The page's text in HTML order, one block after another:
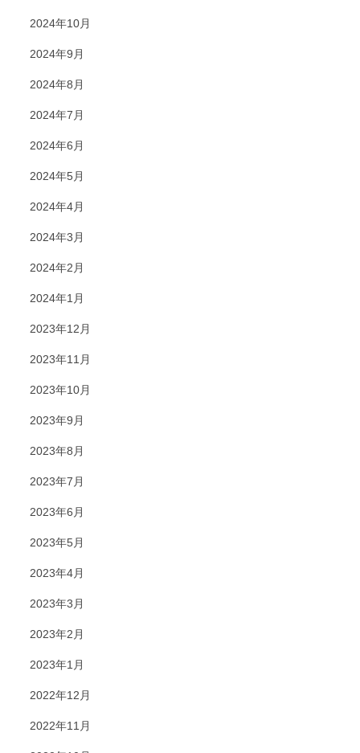
2024年10月
2024年9月
2024年8月
2024年7月
2024年6月
2024年5月
2024年4月
2024年3月
2024年2月
2024年1月
2023年12月
2023年11月
2023年10月
2023年9月
2023年8月
2023年7月
2023年6月
2023年5月
2023年4月
2023年3月
2023年2月
2023年1月
2022年12月
2022年11月